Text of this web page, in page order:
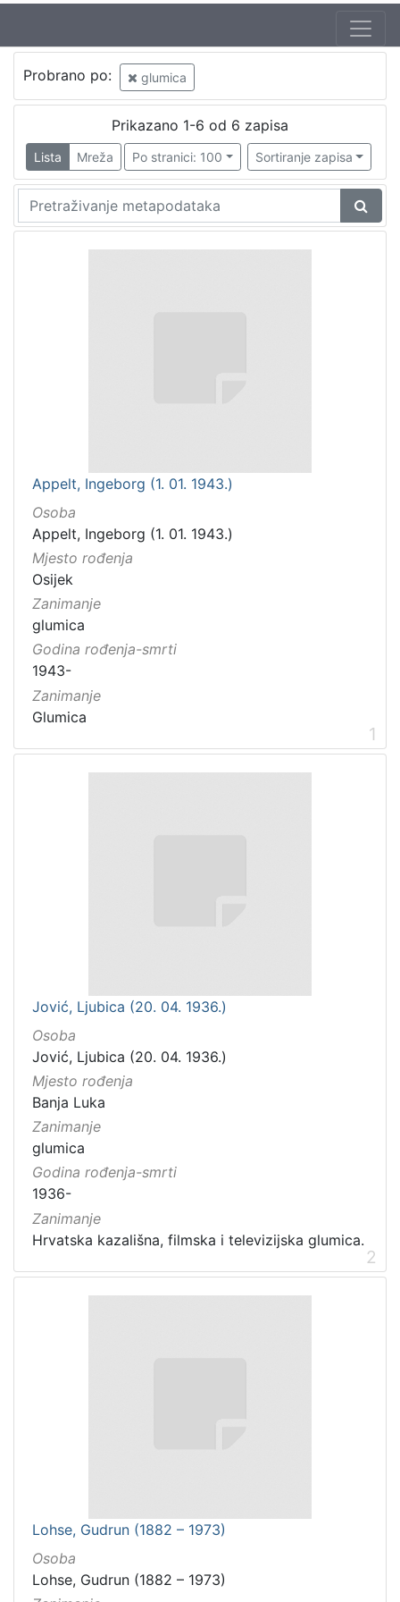
Probrano po: glumica
Prikazano 1-6 od 6 zapisa
Lista Mreža Po stranici: 100 Sortiranje zapisa
Appelt, Ingeborg (1. 01. 1943.)
Osoba
Appelt, Ingeborg (1. 01. 1943.)
Mjesto rođenja
Osijek
Zanimanje
glumica
Godina rođenja-smrti
1943-
Zanimanje
Glumica
1
Jović, Ljubica (20. 04. 1936.)
Osoba
Jović, Ljubica (20. 04. 1936.)
Mjesto rođenja
Banja Luka
Zanimanje
glumica
Godina rođenja-smrti
1936-
Zanimanje
Hrvatska kazališna, filmska i televizijska glumica.
2
Lohse, Gudrun (1882 – 1973)
Osoba
Lohse, Gudrun (1882 – 1973)